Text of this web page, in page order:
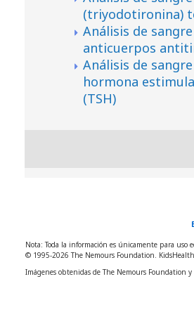
(triyodotironina)
Análisis de
anticuerpos
Análisis de
hormona
(TSH)
Nota: Toda la información es únicamente para uso
© 1995-2026 The Nemours Foundation.
Imágenes obtenidas de The Nemours Foundation y